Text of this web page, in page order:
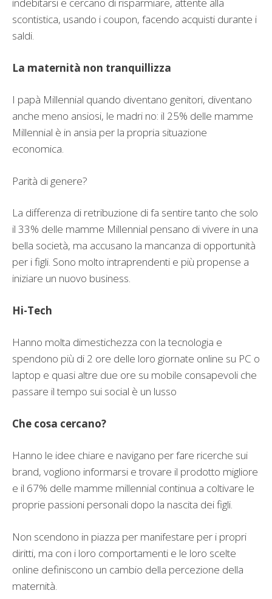
indebitarsi e cercano di risparmiare, attente alla
scontistica, usando i coupon, facendo acquisti durante i
saldi.
La maternità non tranquillizza
I papà Millennial quando diventano genitori, diventano
anche meno ansiosi, le madri no: il 25% delle mamme
Millennial è in ansia per la propria situazione
economica.
Parità di genere?
La differenza di retribuzione di fa sentire tanto che solo
il 33% delle mamme Millennial pensano di vivere in una
bella società, ma accusano la mancanza di opportunità
per i figli. Sono molto intraprendenti e più propense a
iniziare un nuovo business.
Hi-Tech
Hanno molta dimestichezza con la tecnologia e
spendono più di 2 ore delle loro giornate online su PC o
laptop e quasi altre due ore su mobile consapevoli che
passare il tempo sui social è un lusso
Che cosa cercano?
Hanno le idee chiare e navigano per fare ricerche sui
brand, vogliono informarsi e trovare il prodotto migliore
e il 67% delle mamme millennial continua a coltivare le
proprie passioni personali dopo la nascita dei figli.
Non scendono in piazza per manifestare per i propri
diritti, ma con i loro comportamenti e le loro scelte
online definiscono un cambio della percezione della
maternità.